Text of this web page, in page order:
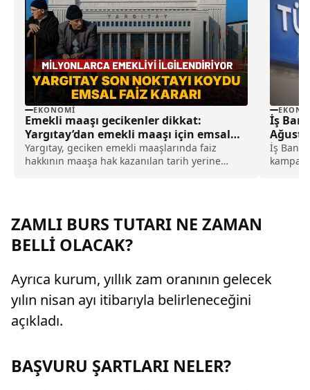
EKONOMI
Emekli maaşı gecikenler dikkat:
Yargıtay’dan emekli maaşı için emsal
faiz kararı
Yargıtay, geciken emekli maaşlarında faiz
hakkının maaşa hak kazanılan tarih yerine
İş
Fırsatı!
İş
ZAMLI BURS TUTARI NE ZAMAN
BELLİ OLACAK?
Ayrıca kurum, yıllık zam oranının gelecek
yılın nisan ayı itibarıyla belirleneceğini
açıkladı.
BAŞVURU ŞARTLARI NELER?